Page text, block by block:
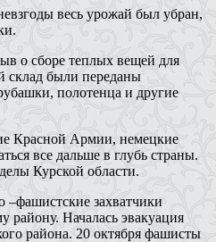
весь урожай был убран,
о сборе теплых вещей для
были переданы
полотенца и другие
Красной Армии, немецкие
все дальше в глубь страны.
Курской области.
–фашистские захватчики
району. Началась эвакуация
района. 20 октября фашисты